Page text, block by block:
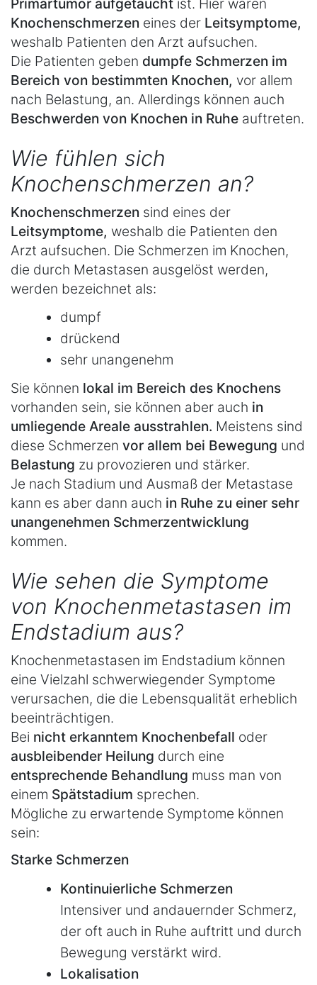
Knochenschmerzen eines der Leitsymptome,
weshalb Patienten den Arzt aufsuchen.
Die Patienten geben dumpfe Schmerzen im
Bereich von bestimmten Knochen, vor allem
nach Belastung, an. Allerdings können auch
Beschwerden von Knochen in Ruhe auftreten.
Wie fühlen sich
Knochenschmerzen an?
Knochenschmerzen sind eines der
Leitsymptome, weshalb die Patienten den
Arzt aufsuchen. Die Schmerzen im Knochen,
die durch Metastasen ausgelöst werden,
werden bezeichnet als:
dumpf
drückend
sehr unangenehm
Sie können lokal im Bereich des Knochens
vorhanden sein, sie können aber auch in
umliegende Areale ausstrahlen. Meistens sind
diese Schmerzen vor allem bei Bewegung und
Belastung zu provozieren und stärker.
Je nach Stadium und Ausmaß der Metastase
kann es aber dann auch in Ruhe zu einer sehr
unangenehmen Schmerzentwicklung
kommen.
Wie sehen die Symptome
von Knochenmetastasen im
Endstadium aus?
Knochenmetastasen im Endstadium können
eine Vielzahl schwerwiegender Symptome
verursachen, die die Lebensqualität erheblich
beeinträchtigen.
Bei nicht erkanntem Knochenbefall oder
ausbleibender Heilung durch eine
entsprechende Behandlung muss man von
einem Spätstadium sprechen.
Mögliche zu erwartende Symptome können
sein:
Starke Schmerzen
Kontinuierliche Schmerzen
Intensiver und andauernder Schmerz,
der oft auch in Ruhe auftritt und durch
Bewegung verstärkt wird.
Lokalisation